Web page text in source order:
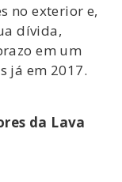
no exterior e,
dívida,
em um
já em 2017.
da Lava